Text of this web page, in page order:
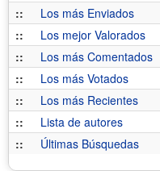
::
Los más Enviados
::
Los mejor Valorados
::
Los más Comentados
::
Los más Votados
::
Los más Recientes
::
Lista de autores
::
Últimas Búsquedas